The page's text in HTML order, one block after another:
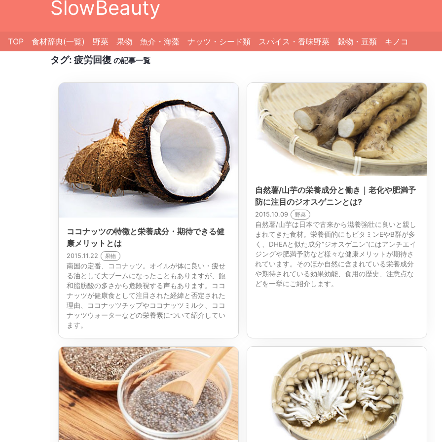
SlowBeauty
TOP 食材辞典(一覧) 野菜 果物 魚介・海藻 ナッツ・シード類 スパイス・香味野菜 穀物・豆類 キノコ
タグ: 疲労回復 の記事一覧
ココナッツの特徴と栄養成分・期待できる健
康メリットとは
2015.11.22 果物
南国の定番、ココナッツ。オイルが体に良い・痩せ
る油として大ブームになったこともありますが、飽
和脂肪酸の多さから危険視する声もあります。ココ
ナッツが健康食として注目された経緯と否定された
理由、ココナッツチップやココナッツミルク、ココ
ナッツウォーターなどの栄養素について紹介してい
ます。
自然薯/山芋の栄養成分と働き｜老化や肥満予
防に注目のジオスゲニンとは?
2015.10.09 野菜
自然薯/山芋は日本で古来から滋養強壮に良いと親し
まれてきた食材。栄養価的にもビタミンEやB群が多
く、DHEAと似た成分“ジオスゲニン”にはアンチエイ
ジングや肥満予防など様々な健康メリットが期待さ
れています。そのほか自然に含まれている栄養成分
や期待されている効果効能、食用の歴史、注意点な
どを一挙にご紹介します。